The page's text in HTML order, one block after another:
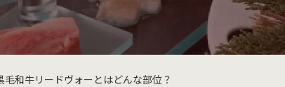
毛和牛リードヴォーとはどんな部位？